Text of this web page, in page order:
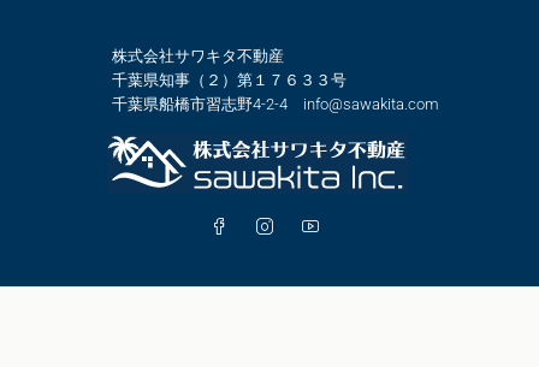
株式会社サワキタ不動産
千葉県知事（２）第１７６３３号
千葉県船橋市習志野4-2-4 info@sawakita.com